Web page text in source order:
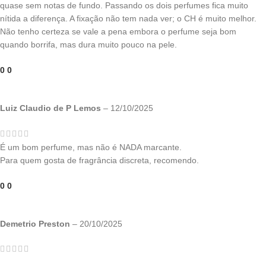
quase sem notas de fundo. Passando os dois perfumes fica muito
nítida a diferença. A fixação não tem nada ver; o CH é muito melhor.
Não tenho certeza se vale a pena embora o perfume seja bom
quando borrifa, mas dura muito pouco na pele.
0 0
Luiz Claudio de P Lemos – 12/10/2025
É um bom perfume, mas não é NADA marcante.
Para quem gosta de fragrância discreta, recomendo.
0 0
Demetrio Preston – 20/10/2025